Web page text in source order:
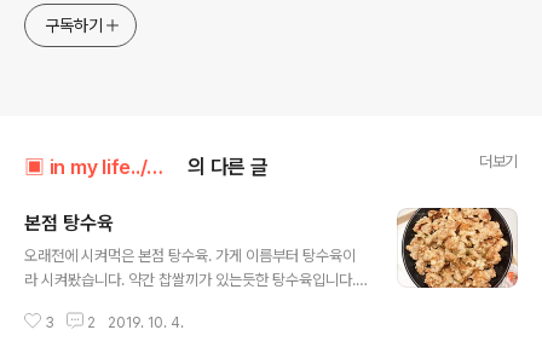
구독하기
▣ in my life../┗ 버섯메뉴판 의 다른 글 더보기
본점 탕수육
오래전에 시켜먹은 본점 탕수육. 가게 이름부터 탕수육이
라 시켜봤습니다. 약간 찹쌀끼가 있는듯한 탕수육입니다.
찍어서.. 맛은 괜찮습니다. 다만, 뭔가 이도저도 아니랄까?
3 2 2019. 10. 4.